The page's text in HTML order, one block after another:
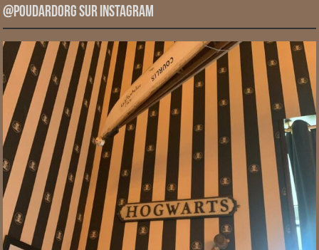
@PoudardOrg sur Instagram